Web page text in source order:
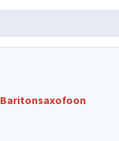
Baritonsaxofoon